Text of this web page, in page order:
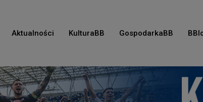
Aktualności KulturaBB GospodarkaBB